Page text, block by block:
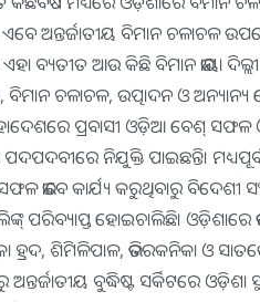
ଅନ୍ତର୍ଜାତୀୟ ବିମାନ ଚଳାଚଳ
ବ୍ୟତୀତ ଆଉ କିଛି ବିମାନ ଭାୟା
ଚଳାଚଳ, ଉତ୍ପାଦନ ଓ ଅନ୍ୟାନ୍ୟ
ପ୍ରବାସୀ ଓଡ଼ିଆ ବେଶ୍‌
ନିଯୁକ୍ତି ପାଇଛନ୍ତି।
ଭାବେ କାର୍ଯ୍ୟ କରୁଥିବାରୁ ବିଦେଶୀ
ପରିବ୍ୟାପ୍ତ ହୋଇଚାଲିଛି। ଓଡ଼ିଶାରେ
ହ୍ରଦ, ଶିମିଳିପାଳ, ଭିତରକନିକା ଓ
ବୁଦ୍ଧିଷ୍ଟ ସର୍କିଟରେ ଓଡ଼ିଶା